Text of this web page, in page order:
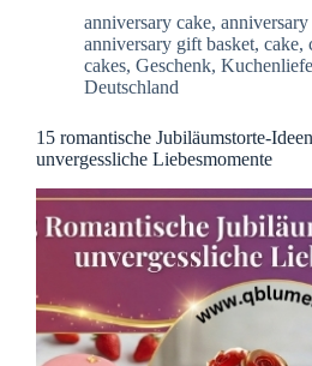
anniversary cake, anniversary
anniversary gift basket, cake,
cakes, Geschenk,
Deutschland
15 romantische Jubiläumstorte-
unvergessliche Liebesmomente